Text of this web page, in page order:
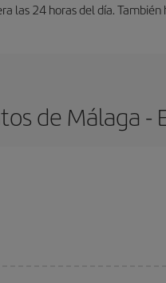
las 24 horas del día.
de Málaga -